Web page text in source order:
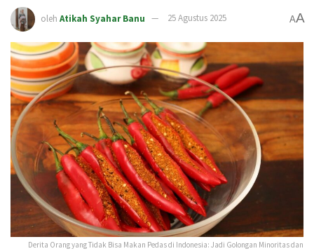
oleh Atikah Syahar Banu 25 Agustus 2025 AA
Derita Orang yang Tidak Bisa Makan Pedas di Indonesia: Jadi Golongan Minoritas dan